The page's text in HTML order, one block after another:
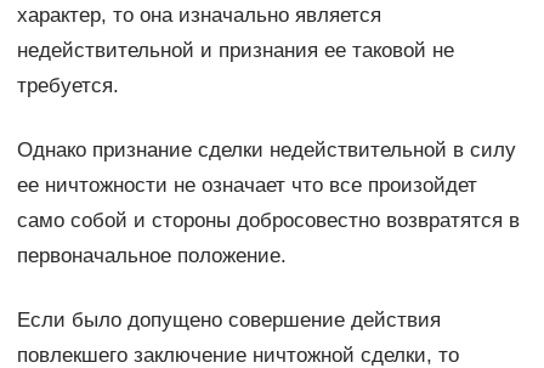
характер, то она изначально является
недействительной и признания ее таковой не
требуется.
Однако признание сделки недействительной в силу
ее ничтожности не означает что все произойдет
само собой и стороны добросовестно возвратятся в
первоначальное положение.
Если было допущено совершение действия
повлекшего заключение ничтожной сделки, то